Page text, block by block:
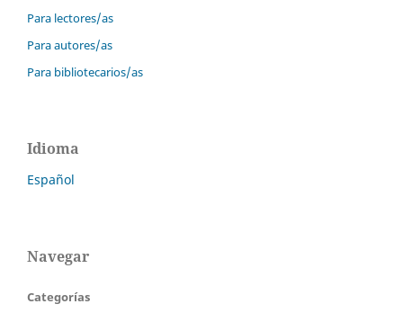
Para lectores/as
Para autores/as
Para bibliotecarios/as
Idioma
Español
Navegar
Categorías